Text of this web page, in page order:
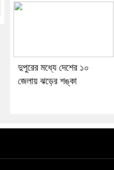
দুপুরের মধ্যে দেশের ১০
জেলায় ঝড়ের শঙ্কা